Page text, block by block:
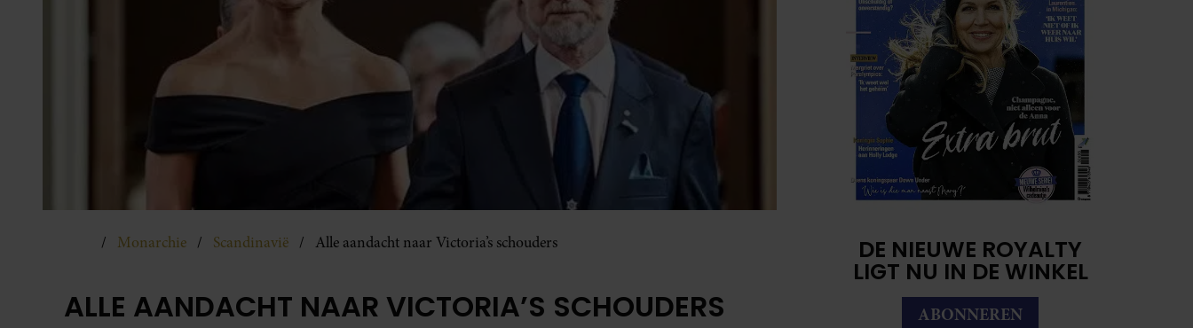
Monarchie Scandinavië Alle aandacht naar Victoria’s schouders
ALLE AANDACHT NAAR VICTORIA’S SCHOUDERS
DE NIEUWE ROYALTY
LIGT NU IN DE WINKEL
ABONNEREN